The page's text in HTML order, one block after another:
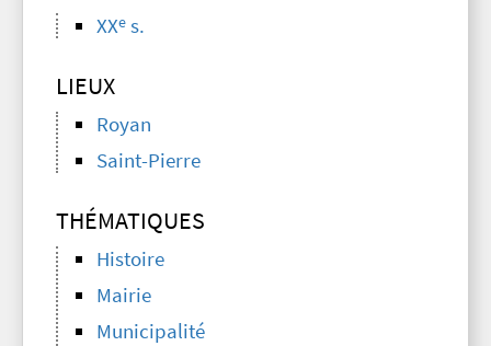
XXe s.
LIEUX
Royan
Saint-Pierre
THÉMATIQUES
Histoire
Mairie
Municipalité